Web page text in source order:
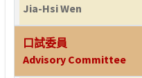
Jia-Hsi Wen
口試委員
Advisory Committee